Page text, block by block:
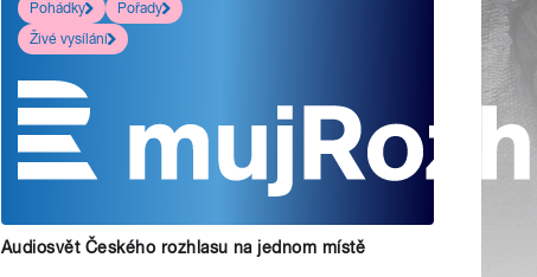
Pohádky
Pořady
Živé vysílání
Audiosvět Českého rozhlasu na jednom místě